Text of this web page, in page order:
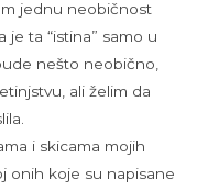
jednu neobičnost
ta “istina” samo u
nešto neobično,
ali želim da
i skicama mojih
onih koje su napisane